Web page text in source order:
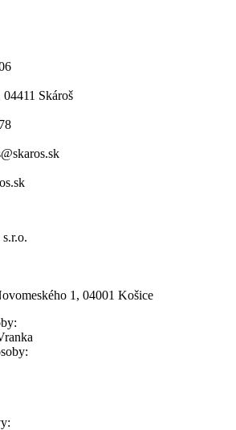
04411 Skároš
1, 04001 Košice